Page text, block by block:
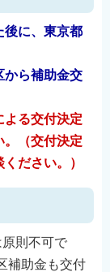
後に、東京都
から補助金交
よる交付決定
。（交付決定
ださい。）
原則不可で
補助金も交付